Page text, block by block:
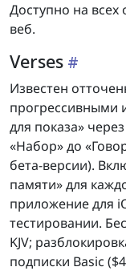
Доступно на
веб.
Verses
Известен
для показа»
«Набор» до
бета-версии).
памяти» для
приложение для
тестировании.
KJV;
подписки Basic